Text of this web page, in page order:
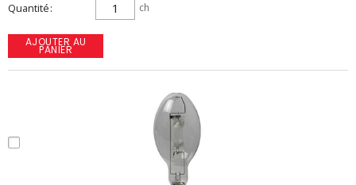
Quantité ch
AJOUTER AU
PANIER